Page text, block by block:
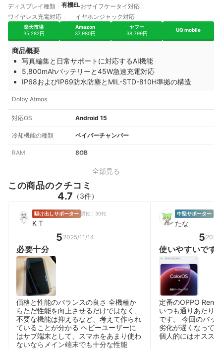
ディスプレイ種類
有機ELおサイフケータイ対応
ワイヤレス充電対応
イヤホンジャック対応
楽天市場
35,282円
Amazon
37,980円
ヤフー
38,799円
UQ mobile
商品概要
写真編集と日常サポートに対応するAI機能
5,800mAhバッテリーと45W急速充電対応
IP68およびIP69防水防塵とMIL-STD-810H準拠の構造
Dolby Atmos
対応OS Android 15
冷却機能の種類 ベイパーチャンバー
RAM 8GB
全部見る
この商品のクチコミ
4.7 （3件）
駆け出しサポーター 男性 | 30代
K T
5 2025/11/14
必要十分
価格と性能のバランスの良さ 全機種か
らただ性能を向上させるだけではなく、
不要な機能は抑えるなど、考えて作られ
ていることが分かる ヘビーユーザーに
はサブ端末として、スマホをあまり使わ
ないならメイン端末でも十分な性能
中堅サポーター
たな
5
使いやすいです
定番のOPPO Reno
いつも通りあたり
です。 今回のバッ
劣化が遅くなって
個人的にはオスス